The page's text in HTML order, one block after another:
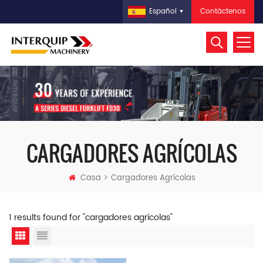
Contáctenos
Español
CARGADORES AGRÍCOLAS
Casa Cargadores Agrícolas
1 results found for "cargadores agrícolas"